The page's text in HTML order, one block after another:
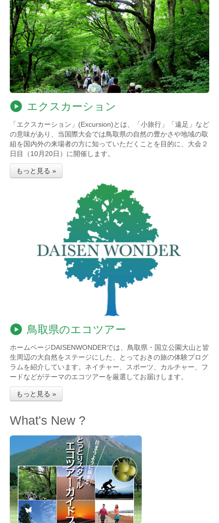
エクスカーション
「エクスカーション」(Excursion)とは、「小旅行」「遠足」など
の意味があり、当国際大会では鳥取県の自然の豊かさや地域の取
組を国内外の来場者の方に知っていただくことを目的に、大会２
日目（10月20日）に開催します。
もっと見る »
鳥取県のエコツアー
ホームページDAISENWONDERでは、鳥取県・国立公園大山と皆
生周辺の大自然をステージにした、とっておきの旅の体験プログ
ラムを紹介しています。ネイチャー、スポーツ、カルチャー、フ
ードなどがテーマのエコツアーを厳選してお届けします。
もっと見る »
What's New ?